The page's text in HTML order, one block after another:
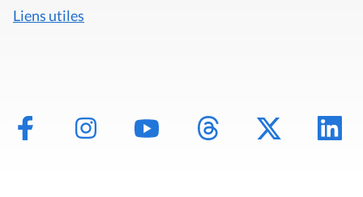
Liens utiles